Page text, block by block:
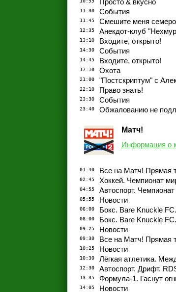
Просто & вкусно
11:30 События
11:45 Смешите меня
12:35 Анекдот-клуб
13:10 Входите, открыто!
14:30 События
14:45 Входите, открыто!
17:10 Охота
21:00 "Постскриптум" с
22:10 Право знать!
23:30 События
23:40 Обжалованию не
Матч!
Информация о
01:40 Все на Матч! Прямая
02:45 Хоккей. Чемпионат
04:55 Автоспорт.
05:55 Новости
06:00 Бокс. Bare Knuckle
08:00 Бокс. Bare Knuckle
09:25 Новости
09:30 Все на Матч! Прямая
10:25 Новости
10:30 Лёгкая атлетика.
12:30 Автоспорт. Дрифт.
13:35 Формула-1. Гаснут
14:05 Новости